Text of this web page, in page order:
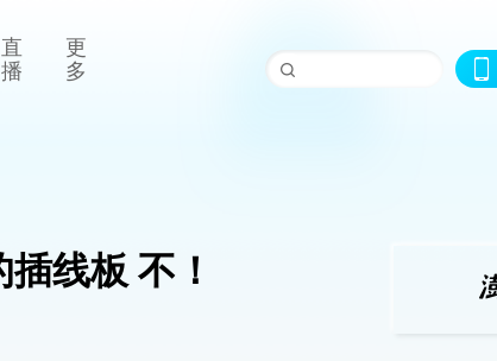
直
播
更
多
线板 不！